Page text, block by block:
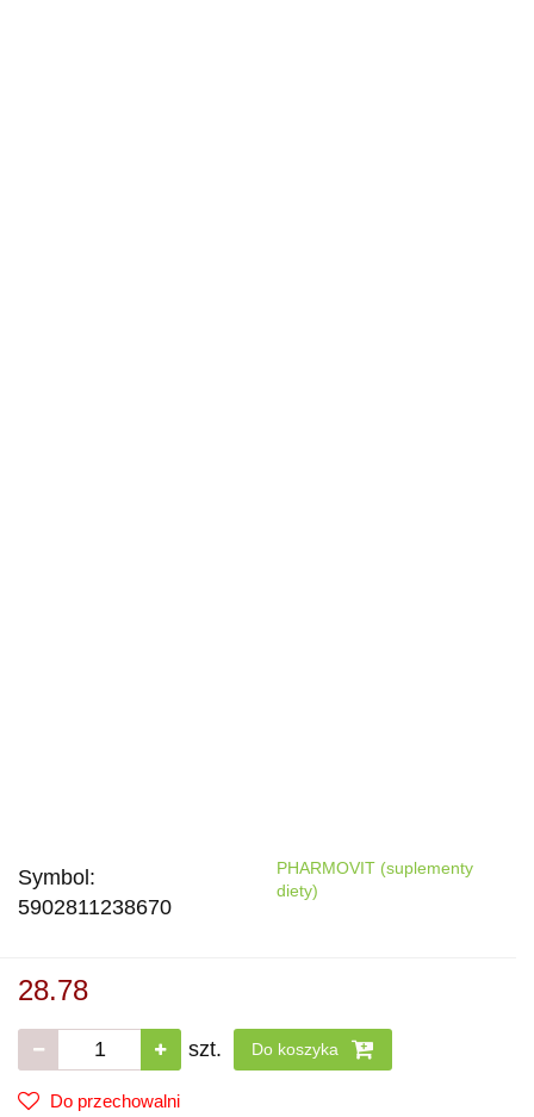
Symbol:
5902811238670
PHARMOVIT (suplementy
diety)
28.78
szt. Do koszyka
Do przechowalni